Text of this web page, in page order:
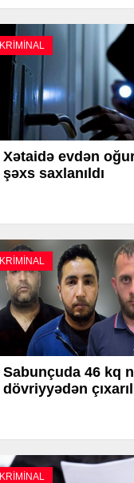
KRİMİNAL
Xətaidə evdən
şəxs saxlanıldı
KRİMİNAL
Sabunçuda 46 kq
dövriyyədən
KRİMİNAL